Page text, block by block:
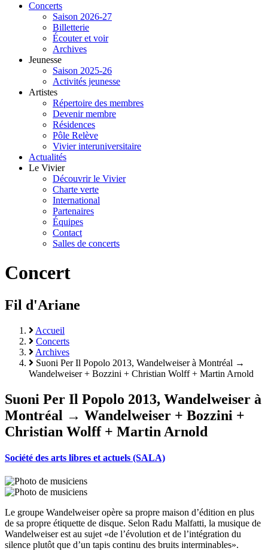
Concerts
Saison 2026-27
Billetterie
Écouter et voir
Archives
Jeunesse
Saison 2025-26
Activités jeunesse
Artistes
Répertoire des membres
Devenir membre
Résidences
Pôle Relève
Vivier interuniversitaire
Actualités
Le Vivier
Découvrir le Vivier
Charte verte
International
Partenaires
Équipes
Contact
Salles de concerts
Concert
Fil d'Ariane
Accueil
Concerts
Archives
Suoni Per Il Popolo 2013, Wandelweiser à Montréal →
Wandelweiser + Bozzini + Christian Wolff + Martin Arnold
Suoni Per Il Popolo 2013, Wandelweiser à
Montréal → Wandelweiser + Bozzini +
Christian Wolff + Martin Arnold
Société des arts libres et actuels (SALA)
Le groupe Wandelweiser opère sa propre maison d’édition en plus
de sa propre étiquette de disque. Selon Radu Malfatti, la musique de
Wandelweiser est au sujet «de l’évolution et de l’intégration du
silence plutôt que d’un tapis continu des bruits interminables».